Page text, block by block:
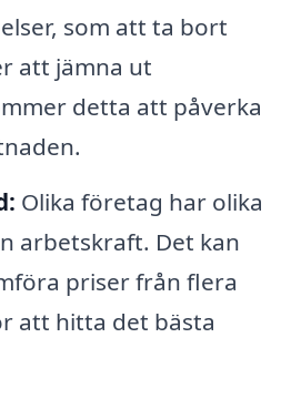
som att ta bort
att jämna ut
detta att påverka
Olika företag har olika
arbetskraft. Det kan
priser från flera
att hitta det bästa